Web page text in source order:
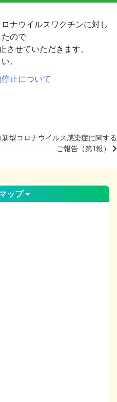
ナウイルスワクチンに対し
ので
させていただきます。
。
止について
新型コロナウイルス感染症に関する
ご報告（第1報）
ップ